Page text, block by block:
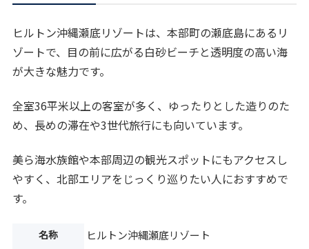
ヒルトン沖縄瀬底リゾートは、本部町の瀬底島にあるリ
ゾートで、目の前に広がる白砂ビーチと透明度の高い海
が大きな魅力です。
全室36平米以上の客室が多く、ゆったりとした造りのた
め、長めの滞在や3世代旅行にも向いています。
美ら海水族館や本部周辺の観光スポットにもアクセスし
やすく、北部エリアをじっくり巡りたい人におすすめで
す。
名称 ヒルトン沖縄瀬底リゾート